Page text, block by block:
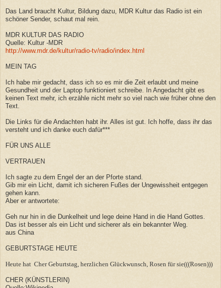
Das Land braucht Kultur, Bildung dazu, MDR Kultur das Radio ist ein
schöner Sender, schaut mal rein.
MDR KULTUR DAS RADIO
Quelle: Kultur -MDR
http://www.mdr.de/kultur/radio-tv/radio/index.html
MEIN TAG
Ich habe mir gedacht, dass ich so es mir die Zeit erlaubt und meine
Gesundheit und der Laptop funktioniert schreibe. In Angedacht gibt es
keinen Text mehr, ich erzähle nicht mehr so viel nach wie früher ohne den
Text.
Die Links für die Andachten habt ihr. Alles ist gut. Ich hoffe, dass ihr das
versteht und ich danke euch dafür***
FÜR UNS ALLE
VERTRAUEN
Ich sagte zu dem Engel der an der Pforte stand.
Gib mir ein Licht, damit ich sicheren Fußes der Ungewissheit entgegen
gehen kann.
Aber er antwortete:
Geh nur hin in die Dunkelheit und lege deine Hand in die Hand Gottes.
Das ist besser als ein Licht und sicherer als ein bekannter Weg.
aus China
GEBURTSTAGE HEUTE
Heute hat Cher Geburtstag, herzlichen Glückwunsch, Rosen für sie(((Rosen)))
CHER (KÜNSTLERIN)